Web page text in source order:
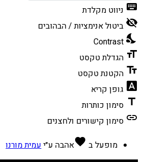
keyboard ניווט מקלדת
visibility_off ביטול אנימציות / הבהובים
nights_stay
Contrast
format_size הגדלת טקסט
text_fields הקטנת טקסט
font_download גופן קריא
title סימון כותרות
link סימון קישורים ולחצנים
מופעל ב favoriteאהבה ע״יעמית מורנו